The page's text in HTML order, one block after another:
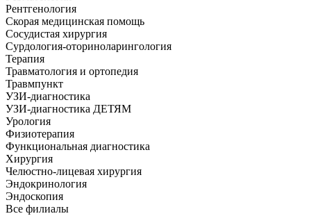
Рентгенология
Скорая медицинская помощь
Сосудистая хирургия
Сурдология-оториноларингология
Терапия
Травматология и ортопедия
Травмпункт
УЗИ-диагностика
УЗИ-диагностика ДЕТЯМ
Урология
Физиотерапия
Функциональная диагностика
Хирургия
Челюстно-лицевая хирургия
Эндокринология
Эндоскопия
Все филиалы